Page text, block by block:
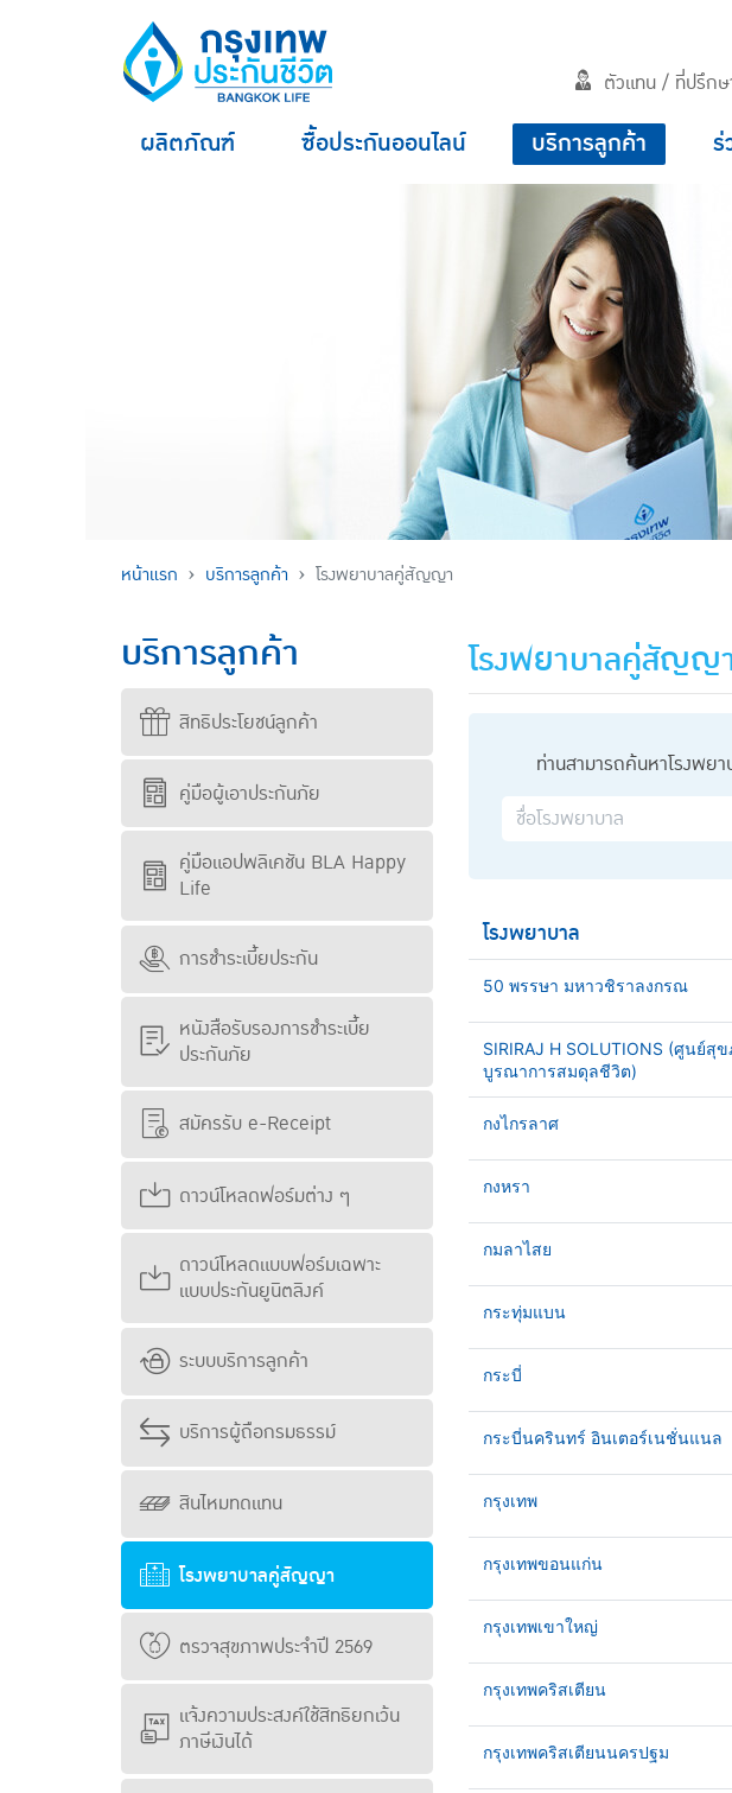
ตัวแทน / ที่ปรึกษ
ผลิตภัณฑ์ ซื้อประกันออนไลน์ บริการลูกค้า ร่
หน้าแรก บริการลูกค้า โรงพยาบาลคู่สัญญา
บริการลูกค้า
สิทธิประโยชน์ลูกค้า
คู่มือผู้เอาประกันภัย
คู่มือแอปพลิเคชัน BLA Happy
Life
การชำระเบี้ยประกัน
หนังสือรับรองการชำระเบี้ย
ประกันภัย
สมัครรับ e-Receipt
ดาวน์โหลดฟอร์มต่าง ๆ
ดาวน์โหลดแบบฟอร์มเฉพาะ
แบบประกันยูนิตลิงค์
ระบบบริการลูกค้า
บริการผู้ถือกรมธรรม์
สินไหมทดแทน
โรงพยาบาลคู่สัญญา
ตรวจสุขภาพประจำปี 2569
แจ้งความประสงค์ใช้สิทธิยกเว้น
ภาษีเงินได้
โรงพยาบาลคู่สัญญ
ท่านสามารถค้นหาโรงพย
โรงพยาบาล
50 พรรษา มหาวชิราลงกรณ
SIRIRAJ H SOLUTIONS (ศูนย์สุ
บูรณาการสมดุลชีวิต)
กงไกรลาศ
กงหรา
กมลาไสย
กระทุ่มแบน
กระบี่
กระบี่นครินทร์ อินเตอร์เนชั่นแนล
กรุงเทพ
กรุงเทพขอนแก่น
กรุงเทพเขาใหญ่
กรุงเทพคริสเตียน
กรุงเทพคริสเตียนนครปฐม